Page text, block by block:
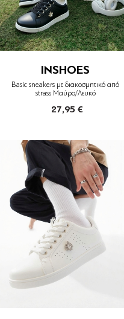
INSHOES
Basic sneakers με διακοσμητικό από
strass Μαύρο/Λευκό
27,95 €